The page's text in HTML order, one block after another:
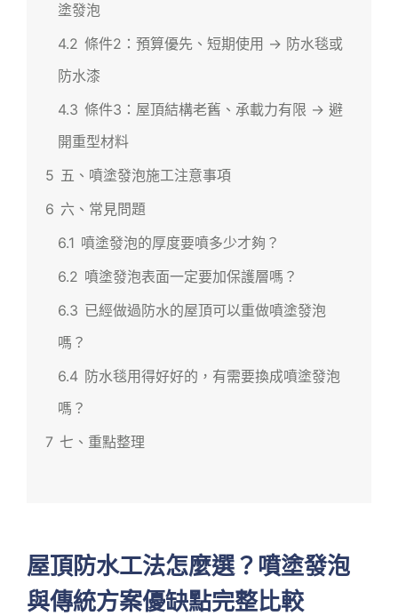
塗發泡
4.2 條件2：預算優先、短期使用 → 防水毯或
防水漆
4.3 條件3：屋頂結構老舊、承載力有限 → 避
開重型材料
5 五、噴塗發泡施工注意事項
6 六、常見問題
6.1 噴塗發泡的厚度要噴多少才夠？
6.2 噴塗發泡表面一定要加保護層嗎？
6.3 已經做過防水的屋頂可以重做噴塗發泡
嗎？
6.4 防水毯用得好好的，有需要換成噴塗發泡
嗎？
7 七、重點整理
屋頂防水工法怎麼選？噴塗發泡
與傳統方案優缺點完整比較